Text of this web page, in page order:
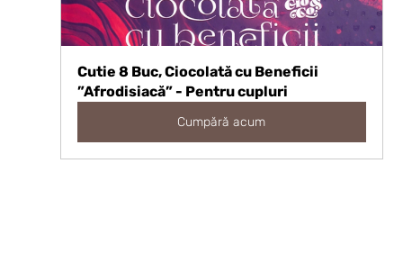
Cutie 8 Buc, Ciocolată cu Beneficii
”Afrodisiacă” - Pentru cupluri
Cumpără acum